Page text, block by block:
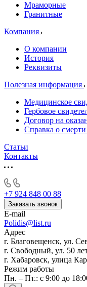
Мраморные
Гранитные
Компания
О компании
История
Реквизиты
Полезная информация
Медицинское
Гербовое
Договор на
Справка о
Статьи
Контакты
+7 924 848 00 88
Заказать звонок
E-mail
Polidis@list.ru
Адрес
г. Благовещенск, ул.
г. Свободный, ул. 50
г. Хабаровск, улица
Режим работы
Пн. – Пт.: с 9:00 до